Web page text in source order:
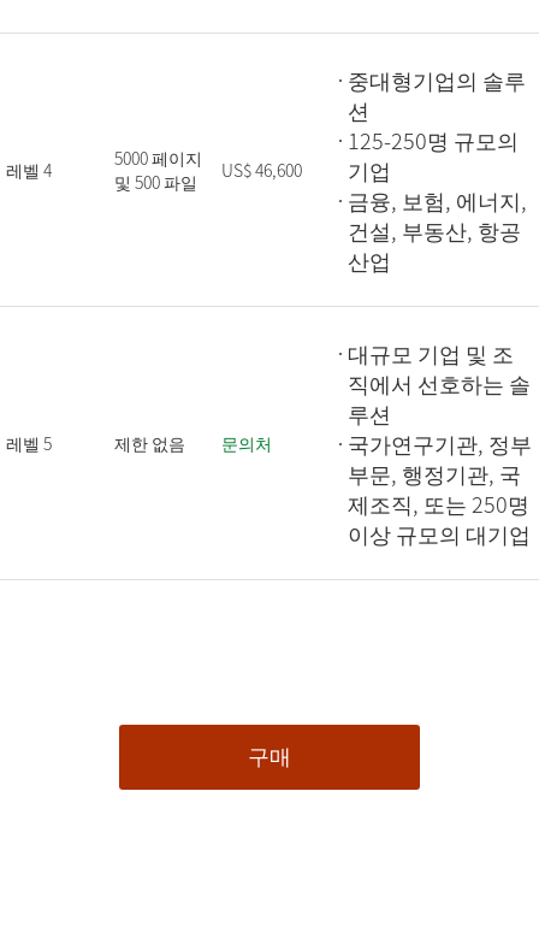
레벨 4
5000 페이지
및 500 파일
US$ 46,600
중대형기업의 솔루
션
125-250명 규모의
기업
금융, 보험, 에너지,
건설, 부동산, 항공
산업
레벨 5 제한 없음 문의처
대규모 기업 및 조
직에서 선호하는 솔
루션
국가연구기관, 정부
부문, 행정기관, 국
제조직, 또는 250명
이상 규모의 대기업
구매